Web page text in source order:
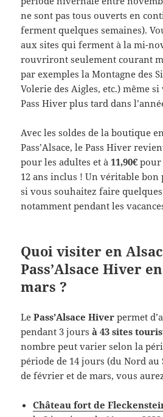
ne sont pas tous ouverts en
ferment quelques semaines).
aux sites qui ferment à la mi-
rouvriront seulement courant
par exemples la Montagne des
Volerie des Aigles, etc.) même
Pass Hiver plus tard dans
Avec les soldes de la boutique
Pass’Alsace, le Pass Hiver
pour les adultes et à11,90€ pour
12 ans inclus ! Un véritable bon
si vous souhaitez faire
notamment pendant les
Quoi visiter en
Pass’Alsace Hiver
mars ?
LePass’Alsace Hiver permet
pendant 3 jours à 43 sites
nombre peut varier selon la
période de 14 jours (du Nord au
de février et de mars, vous
Château fort de